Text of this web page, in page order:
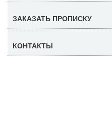
ЗАКАЗАТЬ ПРОПИСКУ
КОНТАКТЫ